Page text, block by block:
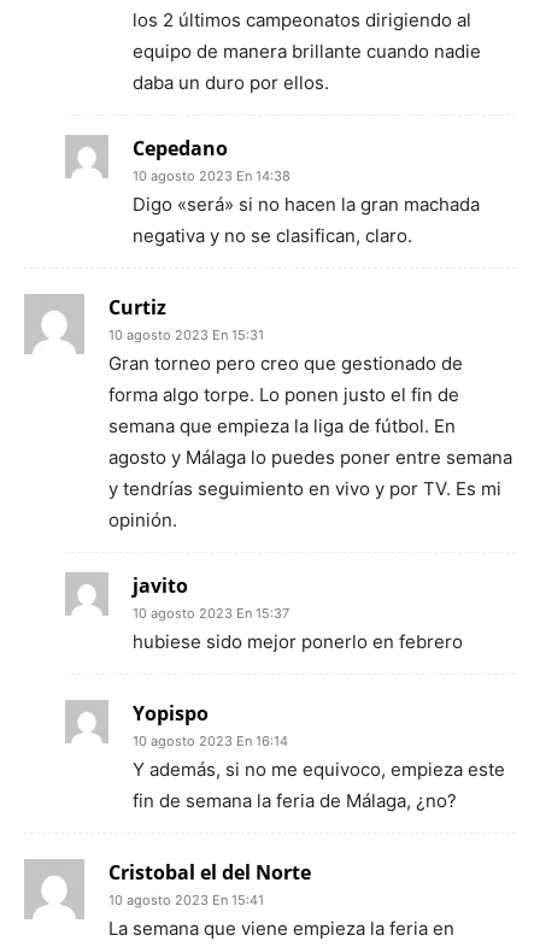
los 2 últimos campeonatos dirigiendo al
equipo de manera brillante cuando nadie
daba un duro por ellos.
Cepedano
10 agosto 2023 En 14:38
Digo «será» si no hacen la gran machada
negativa y no se clasifican, claro.
Curtiz
10 agosto 2023 En 15:31
Gran torneo pero creo que gestionado de
forma algo torpe. Lo ponen justo el fin de
semana que empieza la liga de fútbol. En
agosto y Málaga lo puedes poner entre semana
y tendrías seguimiento en vivo y por TV. Es mi
opinión.
javito
10 agosto 2023 En 15:37
hubiese sido mejor ponerlo en febrero
Yopispo
10 agosto 2023 En 16:14
Y además, si no me equivoco, empieza este
fin de semana la feria de Málaga, ¿no?
Cristobal el del Norte
10 agosto 2023 En 15:41
La semana que viene empieza la feria en